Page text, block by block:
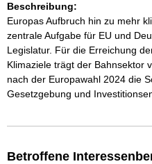
Beschreibung:
Europas Aufbruch hin zu mehr
zentrale Aufgabe für EU und
Legislatur. Für die Erreichung
Klimaziele trägt der Bahnsektor
nach der Europawahl 2024 die
Gesetzgebung und
Betroffene